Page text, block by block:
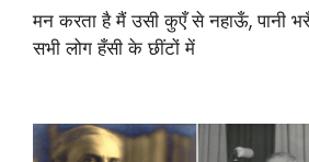
मन करता है मैं उसी कुएँ से नहाऊँ, पानी
सभी लोग हँसी के छींटों में